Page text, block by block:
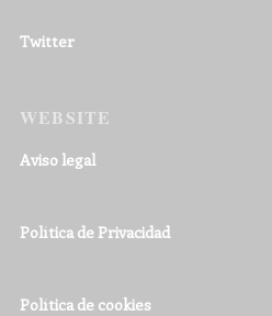
Twitter
WEBSITE
Aviso legal
Política de Privacidad
Política de cookies